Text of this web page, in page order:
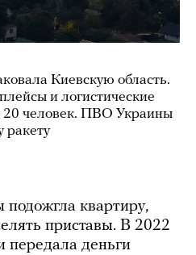
Киевскую область.
и логистические
20 человек. ПВО Украины
ракету
квартиру,
приставы. В 2022
передала деньги